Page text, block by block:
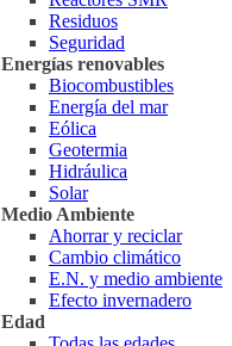
Residuos
Seguridad
Energías renovables
Biocombustibles
Energía del mar
Eólica
Geotermia
Hidráulica
Solar
Medio Ambiente
Ahorrar y reciclar
Cambio climático
E.N. y medio ambiente
Efecto invernadero
Edad